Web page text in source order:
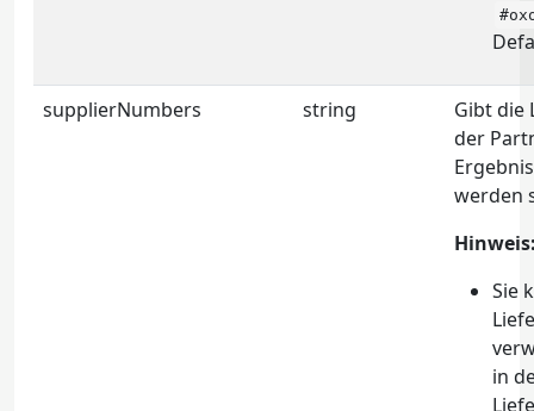
supplierNumbers string
Gibt die
der
werden
Sie
in